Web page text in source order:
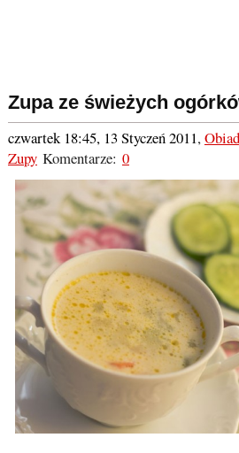
Zupa ze świeżych
czwartek 18:45, 13 Styczeń 2011,
ZupyKomentarze: 0